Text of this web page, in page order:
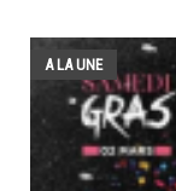
A LA UNE